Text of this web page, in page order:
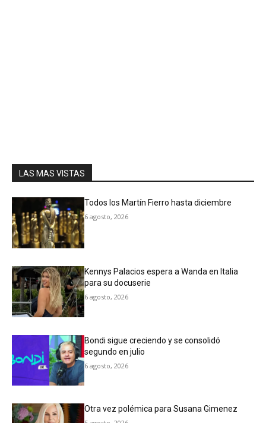
LAS MAS VISTAS
Todos los Martín Fierro hasta diciembre
6 agosto, 2026
Kennys Palacios espera a Wanda en Italia
para su docuserie
6 agosto, 2026
Bondi sigue creciendo y se consolidó
segundo en julio
6 agosto, 2026
Otra vez polémica para Susana Gimenez